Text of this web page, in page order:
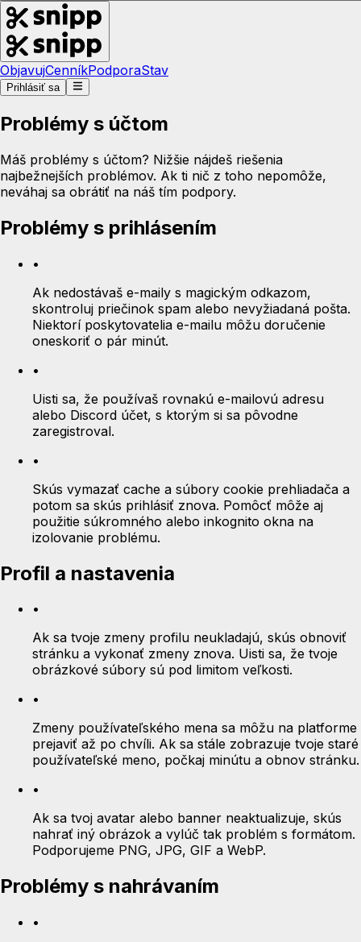
ObjavujCenníkPodporaStav
Prihlásiť sa
Problémy s účtom
Máš problémy s účtom? Nižšie nájdeš riešenia
najbežnejších problémov. Ak ti nič z toho nepomôže,
neváhaj sa obrátiť na náš tím podpory.
Problémy s prihlásením
•
Ak nedostávaš e-maily s magickým odkazom,
skontroluj priečinok spam alebo nevyžiadaná pošta.
Niektorí poskytovatelia e-mailu môžu doručenie
oneskoriť o pár minút.
•
Uisti sa, že používaš rovnakú e-mailovú adresu
alebo Discord účet, s ktorým si sa pôvodne
zaregistroval.
•
Skús vymazať cache a súbory cookie prehliadača a
potom sa skús prihlásiť znova. Pomôcť môže aj
použitie súkromného alebo inkognito okna na
izolovanie problému.
Profil a nastavenia
•
Ak sa tvoje zmeny profilu neukladajú, skús obnoviť
stránku a vykonať zmeny znova. Uisti sa, že tvoje
obrázkové súbory sú pod limitom veľkosti.
•
Zmeny používateľského mena sa môžu na platforme
prejaviť až po chvíli. Ak sa stále zobrazuje tvoje staré
používateľské meno, počkaj minútu a obnov stránku.
•
Ak sa tvoj avatar alebo banner neaktualizuje, skús
nahrať iný obrázok a vylúč tak problém s formátom.
Podporujeme PNG, JPG, GIF a WebP.
Problémy s nahrávaním
•